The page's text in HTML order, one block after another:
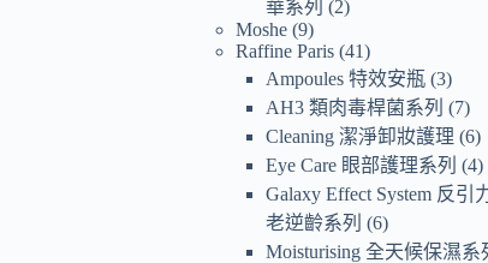
華系列
2
Moshe 9
Raffine Paris 41
Ampoules 特效安瓶 3
AH3 類肉毒桿菌系列
7
Cleaning 潔淨卸妝護理 6
Eye Care 眼部護理系列
4
Galaxy Effect System 反引
老逆齡系列
6
Moisturising 全天候保濕系